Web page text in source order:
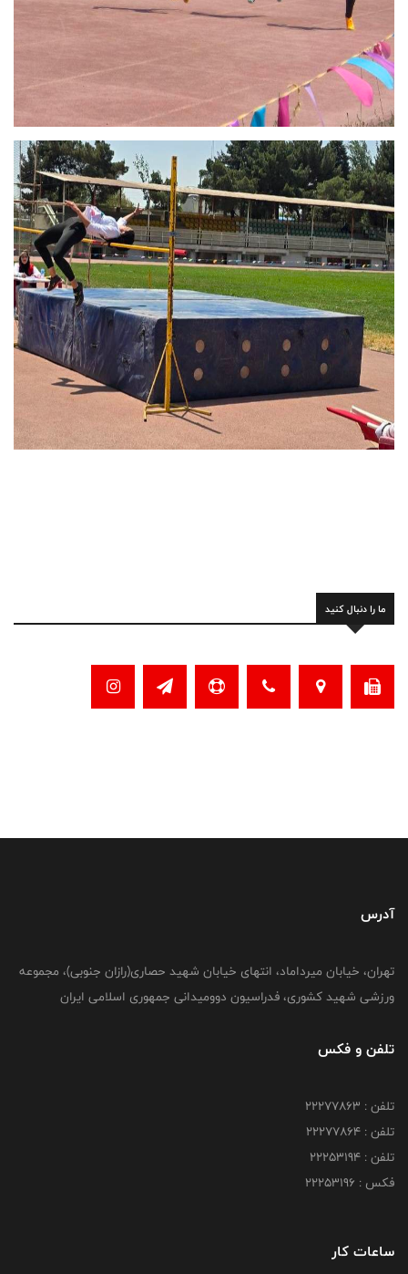
ما را دنبال کنید
آدرس
تهران، خیابان میرداماد، انتهای خیابان شهید حصاری(رازان جنوبی)، مجموعه
ورزشی شهید کشوری، فدراسیون دوومیدانی جمهوری اسلامی ایران
تلفن و فکس
تلفن : 22277863
تلفن : 22277864
تلفن : 22253194
فکس : 22253196
ساعات کار